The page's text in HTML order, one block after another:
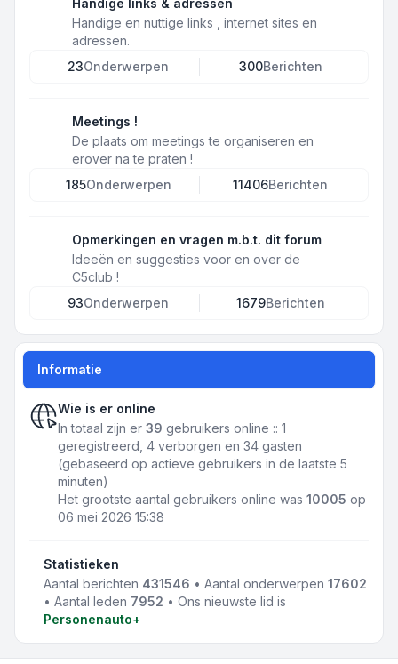
Handige en nuttige links , internet sites en
adressen.
23Onderwerpen 300Berichten
Meetings !
De plaats om meetings te organiseren en
erover na te praten !
185Onderwerpen 11406Berichten
Opmerkingen en vragen m.b.t. dit forum
Ideeën en suggesties voor en over de
C5club !
93Onderwerpen 1679Berichten
Informatie
Wie is er online
In totaal zijn er 39 gebruikers online :: 1
geregistreerd, 4 verborgen en 34 gasten
(gebaseerd op actieve gebruikers in de laatste 5
minuten)
Het grootste aantal gebruikers online was 10005 op
06 mei 2026 15:38
Statistieken
Aantal berichten 431546 • Aantal onderwerpen 17602
• Aantal leden 7952 • Ons nieuwste lid is
Personenauto+